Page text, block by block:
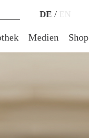
DE / EN
Medien Shop